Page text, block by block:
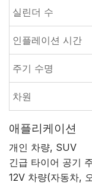
실린더 수
인플레이션 시간
주기 수명
차원
애플리케이션
개인 차량, SUV
긴급 타이어 공기
12V 차량(자동차,